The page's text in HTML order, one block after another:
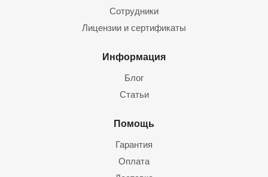
Сотрудники
Лицензии и сертификаты
Информация
Блог
Статьи
Помощь
Гарантия
Оплата